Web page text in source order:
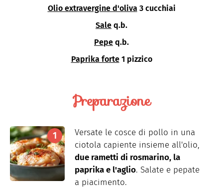
Olio extravergine d'oliva 3 cucchiai
Sale q.b.
Pepe q.b.
Paprika forte 1 pizzico
Preparazione
Versate le cosce di pollo in una
ciotola capiente insieme all'olio,
due rametti di rosmarino, la
paprika e l'aglio. Salate e pepate
a piacimento.